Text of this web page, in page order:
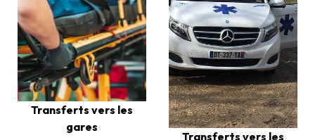
Transferts vers les
gares
Transferts vers les